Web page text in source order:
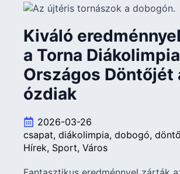
Kiváló
a Torna Diákolimpia
Országos Döntőjét
ózdiak
2026-03-26
csapat diákolimpia dobogó döntő
Hírek Sport Város